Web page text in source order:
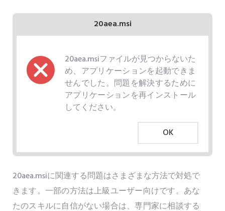
20aea.msi
20aea.msiファイルが見つからないた
め、アプリケーションを起動できま
せんでした。問題を解決するために
アプリケーションを再インストール
してください。
OK
20aea.msiに関連する問題はさまざまな方法で対処で
きます。一部の方法は上級ユーザー向けです。あな
たのスキルに自信がない場合は、専門家に相談する